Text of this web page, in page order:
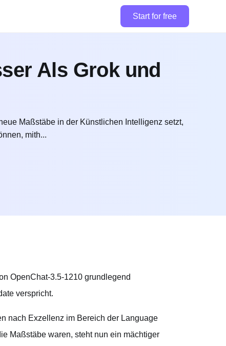
Start for free
Als Grok und
Maßstäbe in der Künstlichen Intelligenz setzt,
mith...
OpenChat-3.5-1210 grundlegend
verspricht.
nach Exzellenz im Bereich der Language
Maßstäbe waren, steht nun ein mächtiger